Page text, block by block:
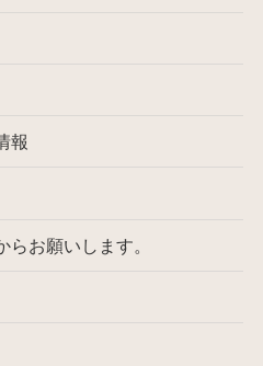
報
お願いします。